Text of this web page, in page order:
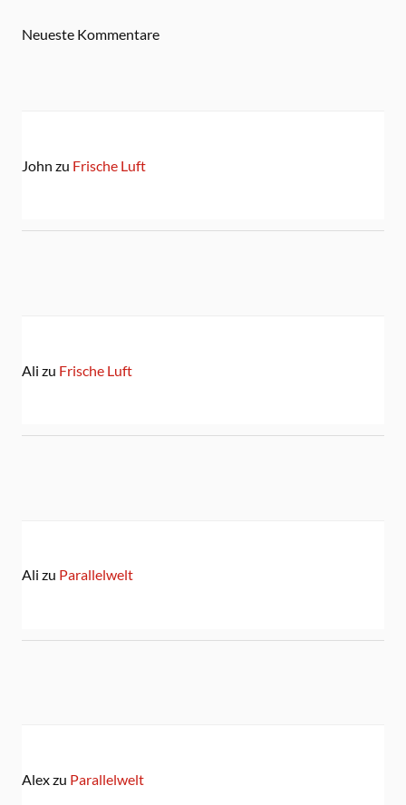
Neueste Kommentare
John zu Frische Luft
Ali zu Frische Luft
Ali zu Parallelwelt
Alexzu Parallelwelt